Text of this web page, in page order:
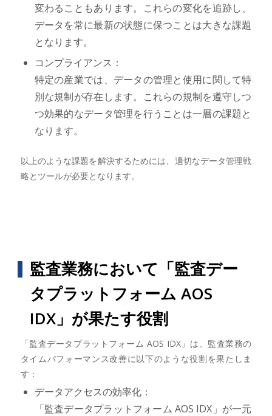
変わることもあります。これらの変化を追跡し、
データを常に最新の状態に保つことは大きな課題
となります。
コンプライアンス：
特定の産業では、データの管理と使用に関して特
別な規制が存在します。これらの規制を遵守しつ
つ効果的なデータ管理を行うことは一層の課題と
なります。
以上のような課題を解決するためには、適切なデータ管理戦
略とツールが必要となります。
監査業務において「監査デー
タプラットフォーム AOS
IDX」が果たす役割
「監査データプラットフォーム AOS IDX」は、監査業務の
タイムパフォーマンス改善に以下のような役割を果たしま
す：
データアクセスの効率化：
「監査データプラットフォーム AOS IDX」が一元